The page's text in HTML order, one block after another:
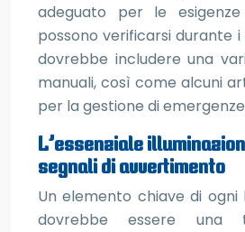
adeguato per le
possono verificarsi durante i
dovrebbe includere una
manuali, così come alcuni
per la gestione di
L’essenziale
segnali di avvertimento
Un elemento chiave di
dovrebbe essere una